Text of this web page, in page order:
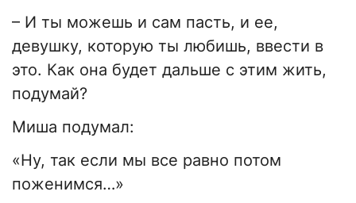
– И ты можешь и сам пасть, и ее,
девушку, которую ты любишь, ввести в
это. Как она будет дальше с этим жить,
подумай?
Миша подумал:
«Ну, так если мы все равно потом
поженимся…»